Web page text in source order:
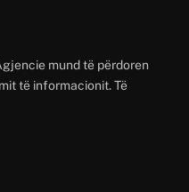
mund të përdoren
të informacionit. Të